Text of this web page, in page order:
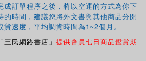
成訂單程序之後，將以空運的方式為你下
的時間，建議您將外文書與其他商品分開
速度，平均調貨時間為1~2個月。
民網路書店」 提供會員七日商品鑑賞期